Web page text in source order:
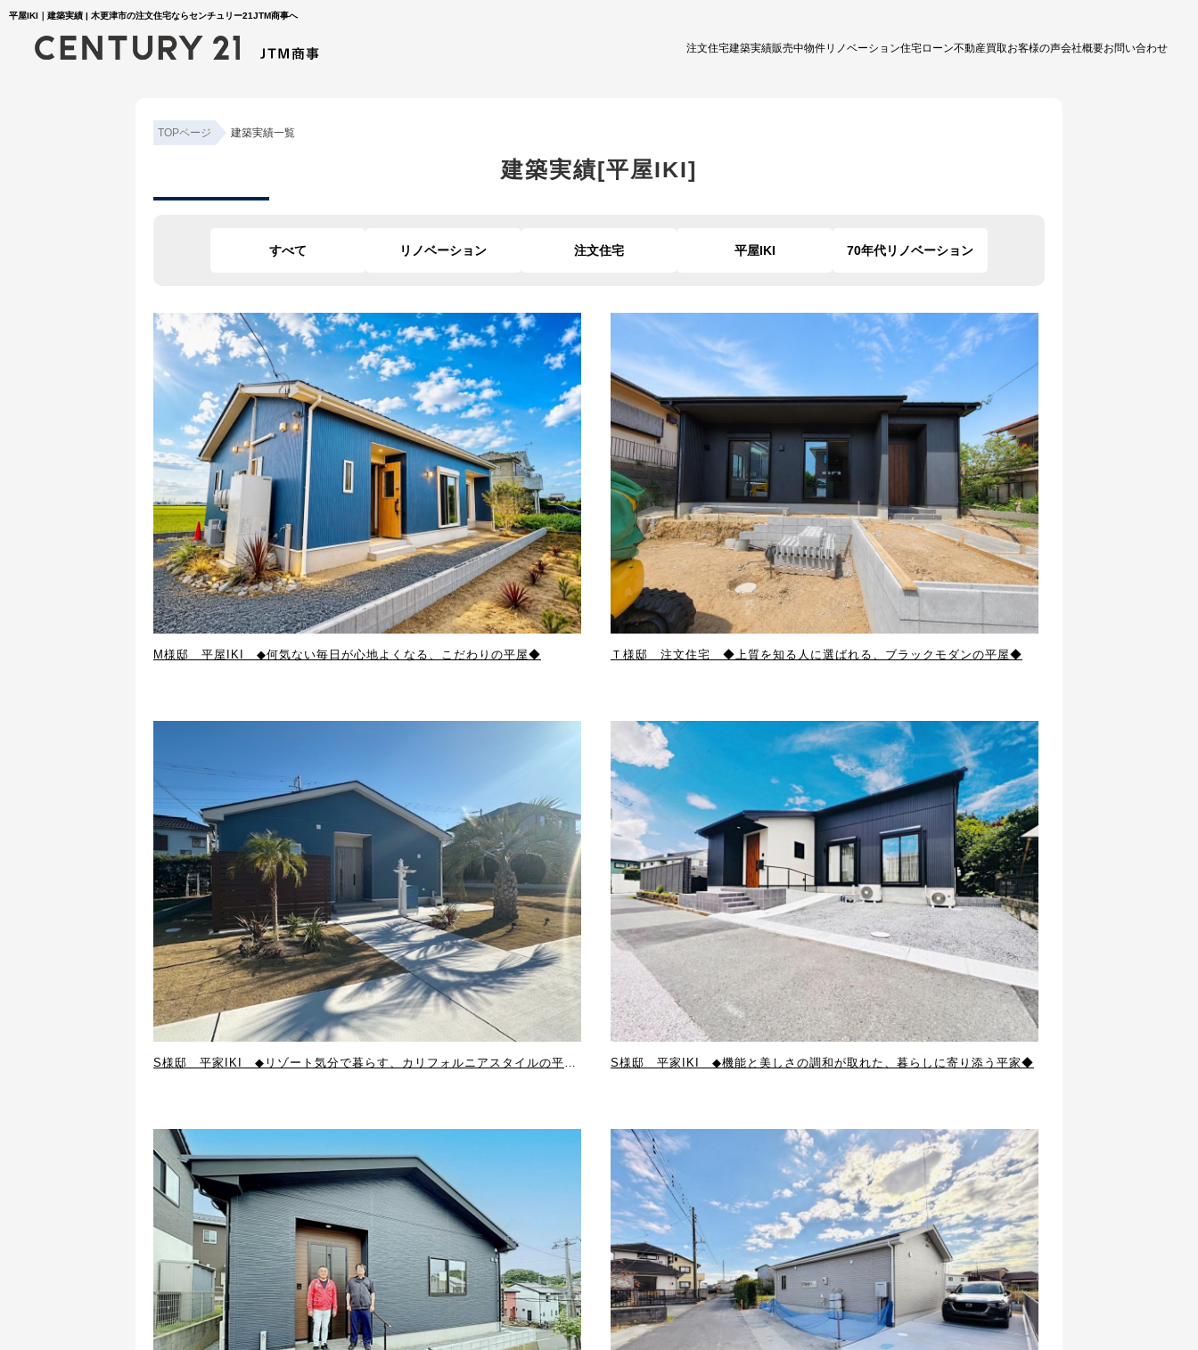
平屋IKI｜建築実績 | 木更津市の注文住宅ならセンチュリー21JTM商事へ
注文住宅建築実績販売中物件リノベーション住宅ローン不動産買取お客様の声会社概要お問い合わせ
TOPページ 建築実績一覧
建築実績[平屋IKI]
すべて リノベーション 注文住宅 平屋IKI 70年代リノベーション
M様邸 平屋IKI ◆何気ない毎日が心地よくなる、こだわりの平屋◆ Ｔ様邸 注文住宅 ◆上質を知る人に選ばれる、ブラックモダンの平屋◆
S様邸 平家IKI ◆機能と美しさの調和が取れた、暮らしに寄り添う平家◆